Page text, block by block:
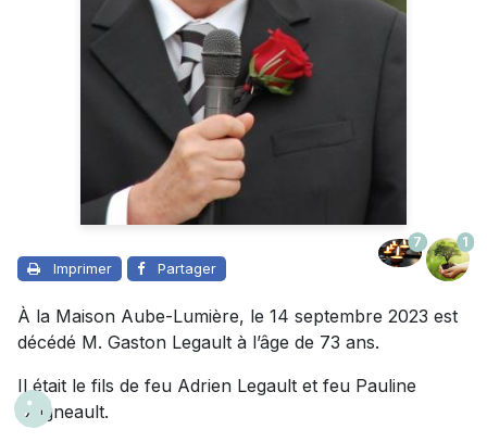
Imprimer Partager
7 1
À la Maison Aube-Lumière, le 14 septembre 2023 est
décédé M. Gaston Legault à l’âge de 73 ans.
Il était le fils de feu Adrien Legault et feu Pauline
Daigneault.